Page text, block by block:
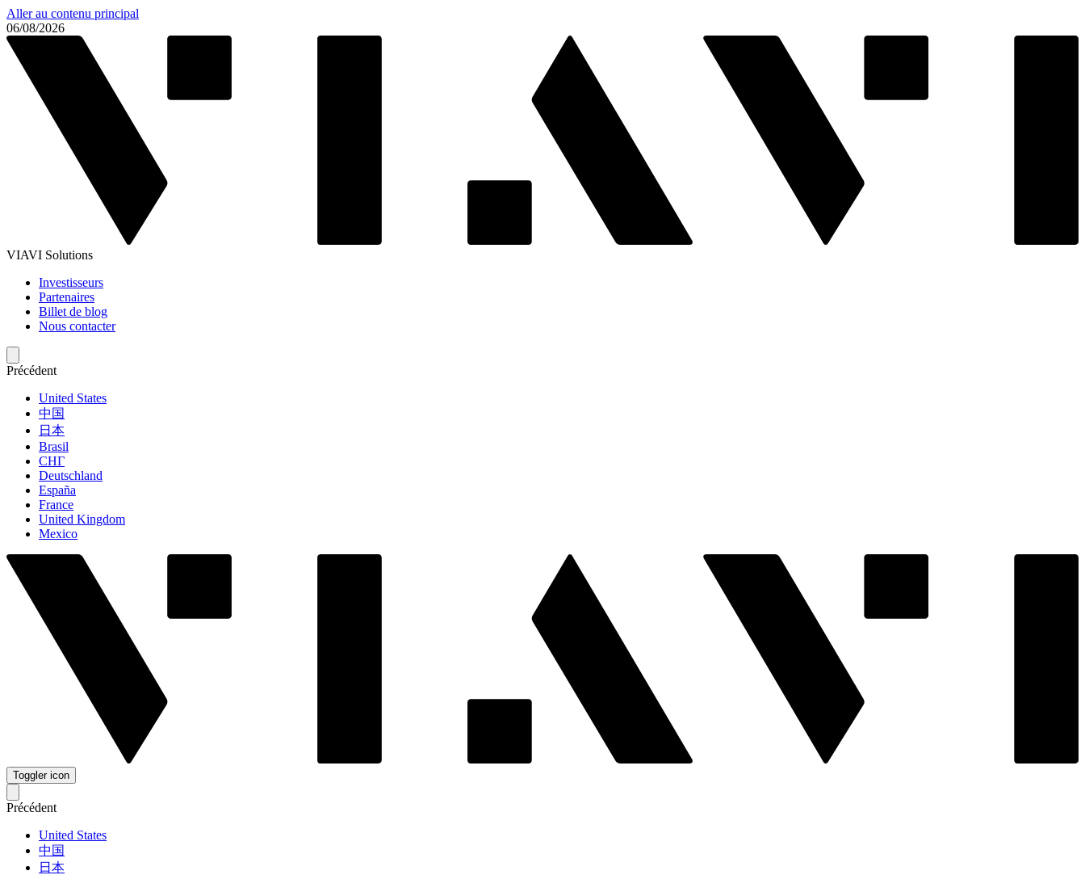
Aller au contenu principal
06/08/2026
VIAVI Solutions
Investisseurs
Partenaires
Billet de blog
Nous contacter
Précédent
United States
中国
日本
Brasil
СНГ
Deutschland
España
France
United Kingdom
Mexico
Toggler icon
Précédent
United States
中国
日本